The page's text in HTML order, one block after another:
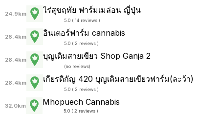
24.9km ไร่สุขฤทัย ฟาร์มเมล่อน ญี่ปุ่น
5.0 ( 14 reviews )
26.4km อินเตอร์ฟาร์ม cannabis
5.0 ( 2 reviews )
28.4km บุญเติมสายเขียว Shop Ganja 2
(no reviews)
28.4km เกียรติกัญ 420 บุญเติมสายเขียวฟาร์ม(ละว้า)
5.0 ( 2 reviews )
32.0km Mhopuech Cannabis
5.0 ( 2 reviews )